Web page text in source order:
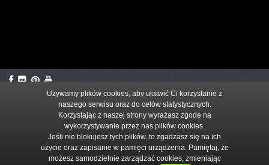
Używamy plików cookies, aby ułatwić Ci korzystanie z
naszego serwisu oraz do celów statystycznych.
Korzystając z naszej strony wyrażasz zgodę na
wykorzystywanie przez nas plików cookies.
Jeśli nie blokujesz tych plików, to zgadzasz się na ich
użycie oraz zapisanie w pamięci urządzenia. Pamiętaj, że
możesz samodzielnie zarządzać cookies, zmieniając